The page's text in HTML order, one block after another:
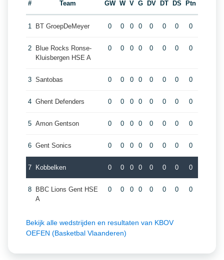
# Team GW W V G DV DT DS Ptn
1 BT GroepDeMeyer 0 0 0 0 0 0 0 0
2
Blue Rocks Ronse-
Kluisbergen HSE A
0 0 0 0 0 0 0 0
3 Santobas 0 0 0 0 0 0 0 0
4 Ghent Defenders 0 0 0 0 0 0 0 0
5 Amon Gentson 0 0 0 0 0 0 0 0
6 Gent Sonics 0 0 0 0 0 0 0 0
7 Kobbelken 0 0 0 0 0 0 0 0
8
BBC Lions Gent HSE
A
0 0 0 0 0 0 0 0
Bekijk alle wedstrijden en resultaten van KBOV
OEFEN (Basketbal Vlaanderen)